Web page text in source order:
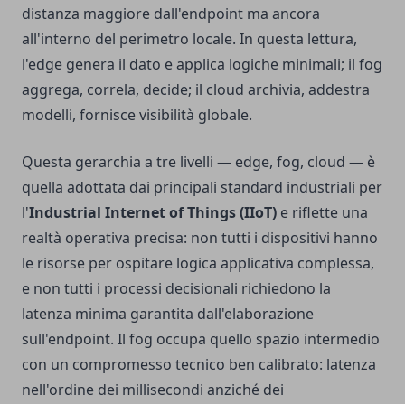
distanza maggiore dall'endpoint ma ancora
all'interno del perimetro locale. In questa lettura,
l'edge genera il dato e applica logiche minimali; il fog
aggrega, correla, decide; il cloud archivia, addestra
modelli, fornisce visibilità globale.
Questa gerarchia a tre livelli — edge, fog, cloud — è
quella adottata dai principali standard industriali per
l'Industrial Internet of Things (IIoT) e riflette una
realtà operativa precisa: non tutti i dispositivi hanno
le risorse per ospitare logica applicativa complessa,
e non tutti i processi decisionali richiedono la
latenza minima garantita dall'elaborazione
sull'endpoint. Il fog occupa quello spazio intermedio
con un compromesso tecnico ben calibrato: latenza
nell'ordine dei millisecondi anziché dei